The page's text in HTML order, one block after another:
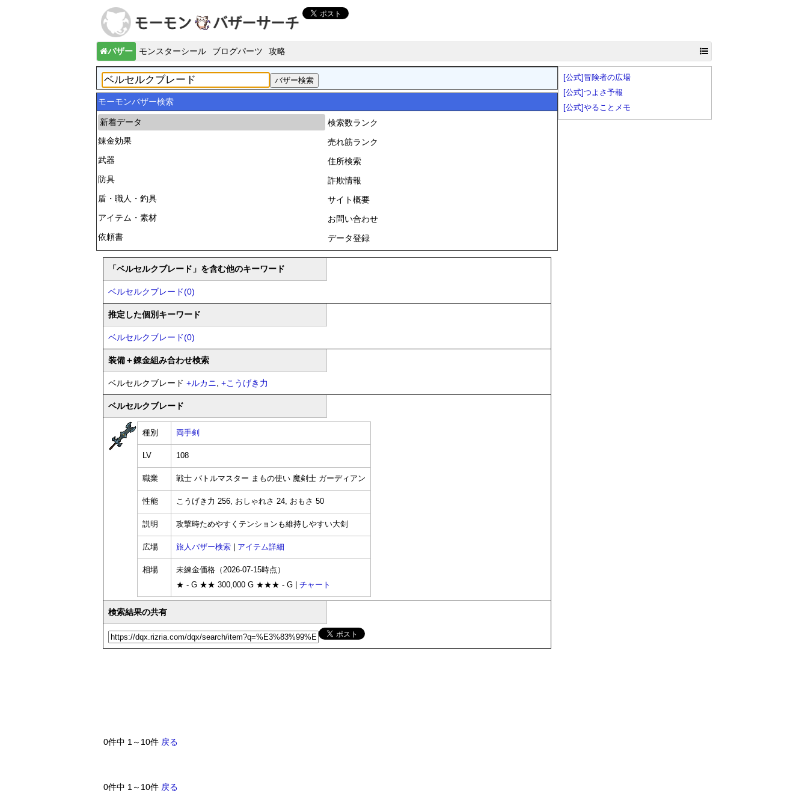
バザー モンスターシール ブログパーツ 攻略
モーモンバザー検索
新着データ
錬金効果
武器
防具
盾・職人・釣具
アイテム・素材
依頼書
検索数ランク
売れ筋ランク
住所検索
詐欺情報
サイト概要
お問い合わせ
データ登録
「ベルセルクブレード」を含む他のキーワード
ベルセルクブレード(0)
推定した個別キーワード
ベルセルクブレード(0)
装備＋錬金組み合わせ検索
ベルセルクブレード +ルカニ, +こうげき力
ベルセルクブレード
種別 両手剣
LV 108
職業 戦士 バトルマスター まもの使い 魔剣士 ガーディアン
性能 こうげき力 256, おしゃれさ 24, おもさ 50
説明 攻撃時ためやすくテンションも維持しやすい大剣
広場 旅人バザー検索 アイテム詳細
相場
未練金価格（2026-07-15時点）
★ - G ★★ 300,000 G ★★★ - G | チャート
検索結果の共有
0件中 1～10件 戻る
0件中 1～10件 戻る
[公式]冒険者の広場
[公式]つよさ予報
[公式]やることメモ